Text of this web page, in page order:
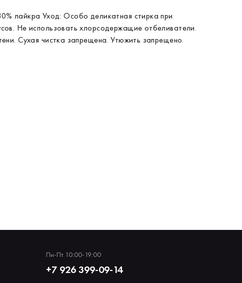
лайкра Уход: Особо деликатная стирка при
Не использовать хлорсодержащие отбеливатели.
Сухая чистка запрещена. Утюжить запрещено.
Пн-Пт 10:00-19:00
+7 926 399-09-14